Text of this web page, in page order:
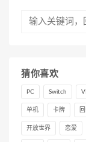
猜你喜欢
PC Switch
单机 卡牌
开放世界 恋爱